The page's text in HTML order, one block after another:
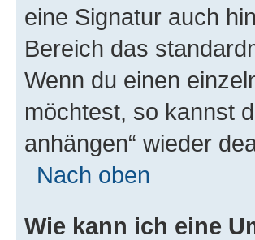
eine Signatur auch
Bereich das
Wenn du einen
möchtest, so kannst
anhängen“ wieder
Nach oben
Wie kann ich eine